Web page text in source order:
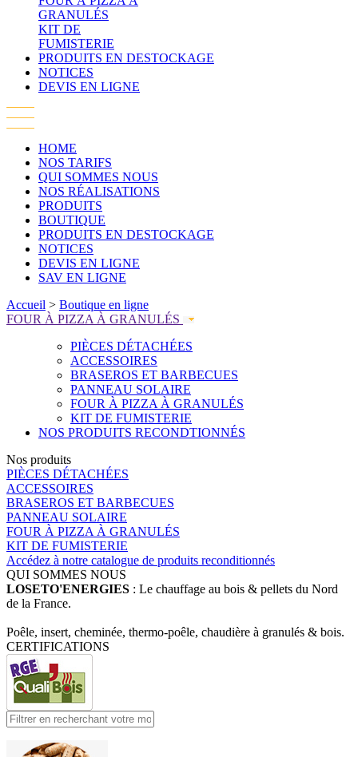
GRANULÉS
KIT DE
FUMISTERIE
PRODUITS EN DESTOCKAGE
NOTICES
DEVIS EN LIGNE
HOME
NOS TARIFS
QUI SOMMES NOUS
NOS RÉALISATIONS
PRODUITS
BOUTIQUE
PRODUITS EN DESTOCKAGE
NOTICES
DEVIS EN LIGNE
SAV EN LIGNE
Accueil > Boutique en ligne
FOUR À PIZZA À GRANULÉS
PIÈCES DÉTACHÉES
ACCESSOIRES
BRASEROS ET BARBECUES
PANNEAU SOLAIRE
FOUR À PIZZA À GRANULÉS
KIT DE FUMISTERIE
NOS PRODUITS RECONDTIONNÉS
Nos produits
PIÈCES DÉTACHÉES
ACCESSOIRES
BRASEROS ET BARBECUES
PANNEAU SOLAIRE
FOUR À PIZZA À GRANULÉS
KIT DE FUMISTERIE
Accédez à notre catalogue de produits reconditionnés
QUI SOMMES NOUS
LOSETO'ENERGIES : Le chauffage au bois & pellets du Nord
de la France.
Poêle, insert, cheminée, thermo-poêle, chaudière à granulés & bois.
CERTIFICATIONS